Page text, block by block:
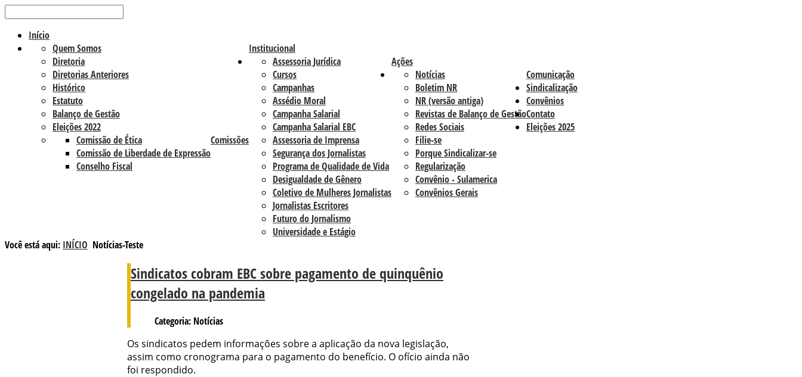
Início
Institucional
Quem Somos
Diretoria
Diretorias Anteriores
Histórico
Estatuto
Balanço de Gestão
Eleições 2022
Comissões
Comissão de Ética
Comissão de Liberdade de Expressão
Conselho Fiscal
Ações
Assessoria Jurídica
Cursos
Campanhas
Assédio Moral
Campanha Salarial
Campanha Salarial EBC
Assessoria de Imprensa
Segurança dos Jornalistas
Programa de Qualidade de Vida
Desigualdade de Gênero
Coletivo de Mulheres Jornalistas
Jornalistas Escritores
Futuro do Jornalismo
Universidade e Estágio
Comunicação
Notícias
Boletim NR
NR (versão antiga)
Revistas de Balanço de Gestão
Redes Sociais
Sindicalização
Filie-se
Porque Sindicalizar-se
Regularização
Convênios
Convênio - Sulamerica
Convênios Gerais
Contato
Eleições 2025
Você está aqui: INÍCIO Notícias-Teste
Sindicatos cobram EBC sobre pagamento de quinquênio
congelado na pandemia
Categoria: Notícias
Os sindicatos pedem informações sobre a aplicação da nova legislação,
assim como cronograma para o pagamento do benefício. O ofício ainda não
foi respondido.